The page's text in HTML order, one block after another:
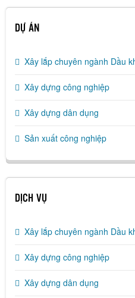
DỰ ÁN
Xây lắp chuyên ngành Dầu
Xây dựng công nghiệp
Xây dựng dân dụng
Sản xuất công nghiệp
DỊCH VỤ
Xây lắp chuyên ngành Dầu
Xây dựng công nghiệp
Xây dựng dân dụng